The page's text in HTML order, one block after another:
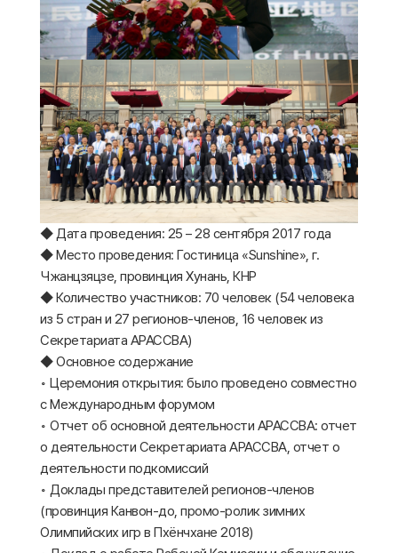
◆ Дата проведения: 25 – 28 сентября 2017 года
◆ Место проведения: Гостиница «Sunshine», г.
Чжанцзяцзе, провинция Хунань, КНР
◆ Количество участников: 70 человек (54 человека
из 5 стран и 27 регионов-членов, 16 человек из
Секретариата АРАССВА)
◆ Основное содержание
◦ Церемония открытия: было проведено совместно
с Международным форумом
◦ Отчет об основной деятельности АРАССВА: отчет
о деятельности Секретариата АРАССВА, отчет о
деятельности подкомиссий
◦ Доклады представителей регионов-членов
(провинция Канвон-до, промо-ролик зимних
Олимпийских игр в Пхёнчхане 2018)